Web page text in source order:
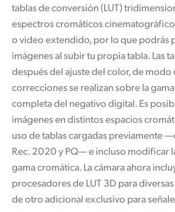
tablas de conversión (LUT)
espectros cromáticos
o video extendido, por lo que podrás
imágenes al subir tu propia tabla. Las
después del ajuste del color, de modo
correcciones se realizan sobre la
completa del negativo digital. Es
imágenes en distintos espacios
uso de tablas cargadas previamente
Rec. 2020 y PQ— e incluso modificar
gama cromática. La cámara ahora
procesadores de LUT 3D para
de otro adicional exclusivo para